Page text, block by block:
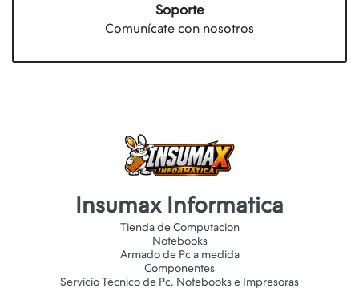
Soporte
Comunícate con nosotros
Insumax Informatica
Tienda de Computacion
Notebooks
Armado de Pc a medida
Componentes